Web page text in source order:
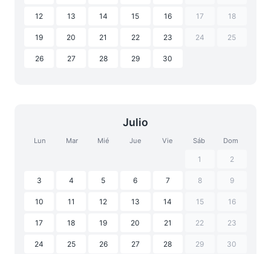
12 13 14 15 16 17 18
19 20 21 22 23 24 25
26 27 28 29 30
Julio
Lun Mar Mié Jue Vie Sáb Dom
1 2
3 4 5 6 7 8 9
10 11 12 13 14 15 16
17 18 19 20 21 22 23
24 25 26 27 28 29 30